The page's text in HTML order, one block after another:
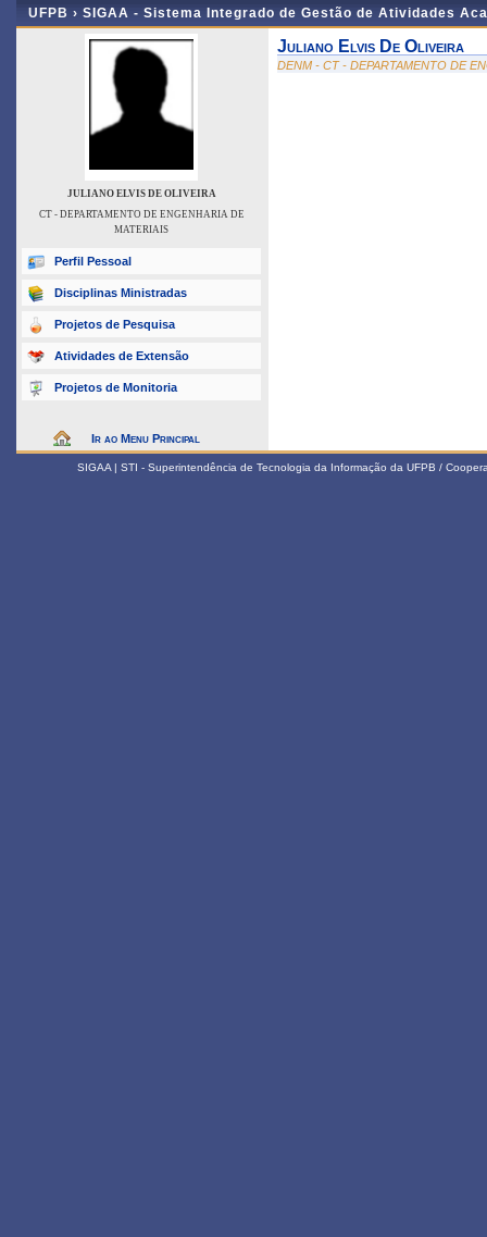
UFPB › SIGAA - Sistema Integrado de Gestão de Atividades
JULIANO ELVIS DE OLIVEIRA
CT - DEPARTAMENTO DE ENGENHARIA DE
MATERIAIS
Perfil Pessoal
Disciplinas Ministradas
Projetos de Pesquisa
Atividades de Extensão
Projetos de Monitoria
Ir ao Menu Principal
Juliano Elvis De Oliveira
DENM - CT - DEPARTAMENTO DE
SIGAA | STI - Superintendência de Tecnologia da Informação da UFPB /